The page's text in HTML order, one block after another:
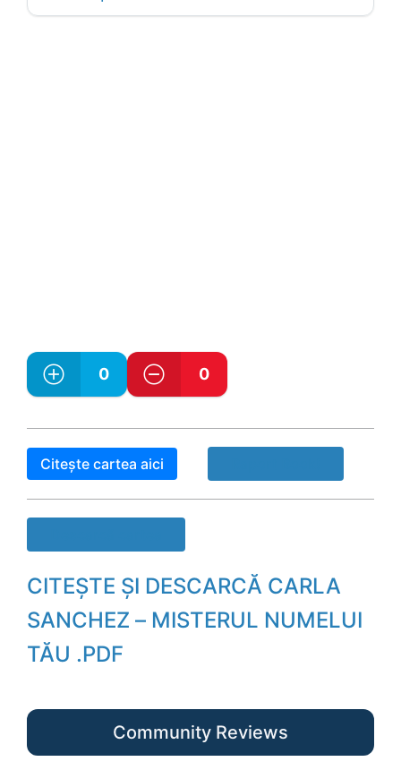
0 0
Citește cartea aici
CITEȘTE ȘI DESCARCĂ CARLA
SANCHEZ – MISTERUL NUMELUI
TĂU .PDF
Community Reviews